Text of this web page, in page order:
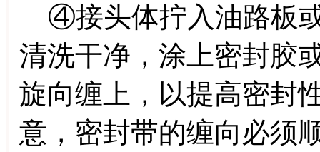
④接头体拧入油路板
清洗干净，涂上密封胶
旋向缠上，以提高密封
意，密封带的缠向必须